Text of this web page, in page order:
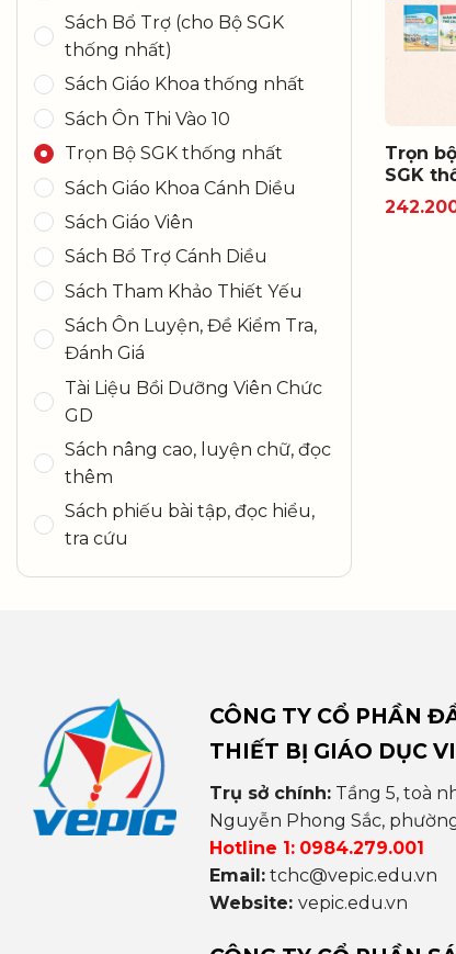
Sách Bổ Trợ (cho Bộ SGK
thống nhất)
Sách Giáo Khoa thống nhất
Sách Ôn Thi Vào 10
Trọn Bộ SGK thống nhất
Sách Giáo Khoa Cánh Diều
Sách Giáo Viên
Sách Bổ Trợ Cánh Diều
Sách Tham Khảo Thiết Yếu
Sách Ôn Luyện, Đề Kiểm Tra,
Đánh Giá
Tài Liệu Bồi Dưỡng Viên Chức
GD
Sách nâng cao, luyện chữ, đọc
thêm
Sách phiếu bài tập, đọc hiểu,
tra cứu
Trọn
SGK
CÔNG TY CỔ PHẦN
THIẾT BỊ GIÁO DỤC
Trụ sở chính:Tầng 5, toà
Nguyễn Phong Sắc,
Hotline 1: 0984.279.001
Email: tchc@vepic.edu.vn
Website: vepic.edu.vn